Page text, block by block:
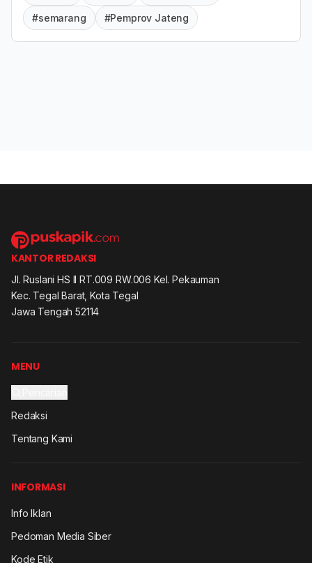
#semarang #Pemprov Jateng
KANTOR REDAKSI
Jl. Ruslani HS II RT.009 RW.006 Kel. Pekauman
Kec. Tegal Barat, Kota Tegal
Jawa Tengah 52114
MENU
Redaksi
Tentang Kami
INFORMASI
Info Iklan
Pedoman Media Siber
Kode Etik